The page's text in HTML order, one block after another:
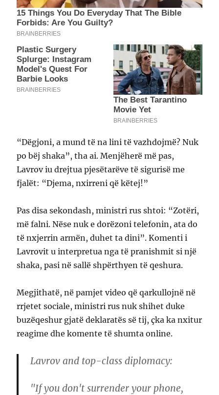
“Dëgjoni, a mund të na lini të vazhdojmë? Nuk
po bëj shaka”, tha ai. Menjëherë më pas,
Lavrov iu drejtua pjesëtarëve të sigurisë me
fjalët: “Djema, nxirreni që këtej!”
Pas disa sekondash, ministri rus shtoi: “Zotëri,
më falni. Nëse nuk e dorëzoni telefonin, ata do
të nxjerrin armën, duhet ta dini”. Komenti i
Lavrovit u interpretua nga të pranishmit si një
shaka, pasi në sallë shpërthyen të qeshura.
Megjithatë, në pamjet video që qarkullojnë në
rrjetet sociale, ministri rus nuk shihet duke
buzëqeshur gjatë deklaratës së tij, çka ka nxitur
reagime dhe komente të shumta online.
Lavrov and top-class diplomacy:
"If you don't surrender your phone,